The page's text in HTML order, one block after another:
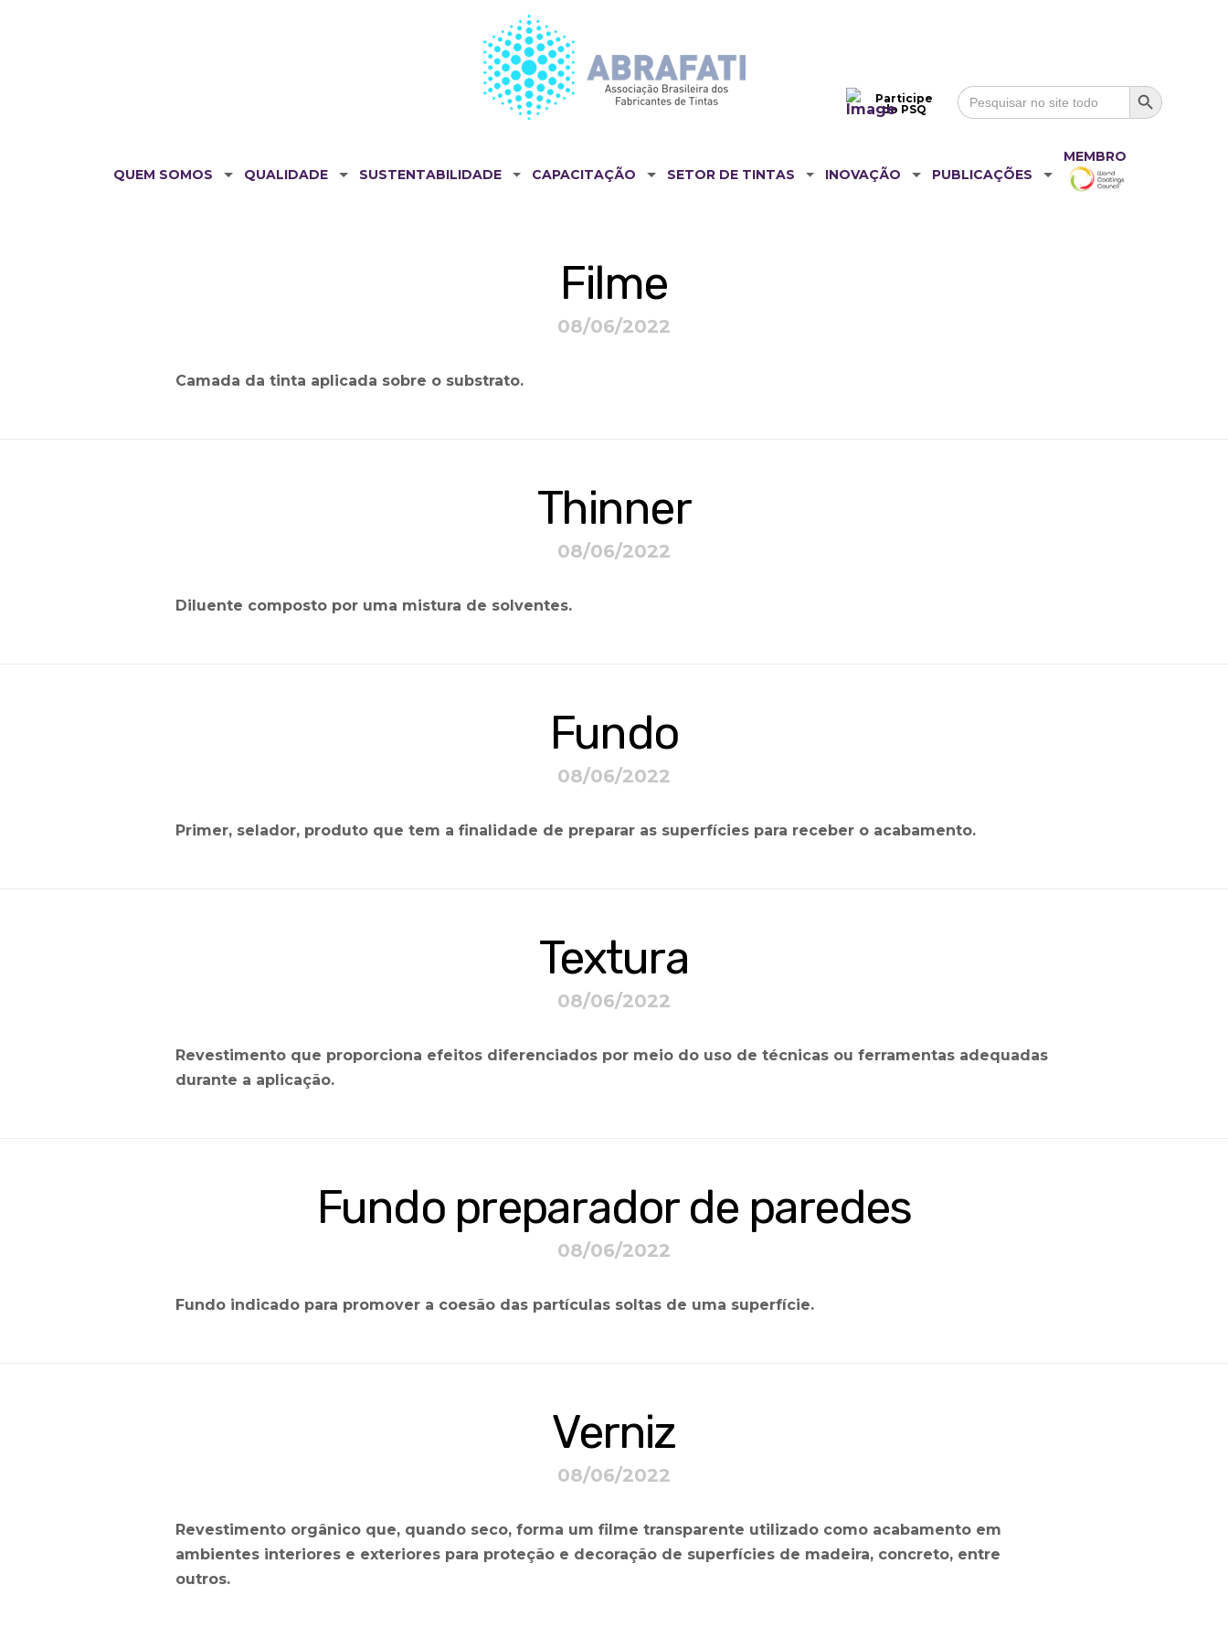
Participe
do PSQ
Search
for:
Search Button
QUEM SOMOS QUALIDADE SUSTENTABILIDADE CAPACITAÇÃO SETOR DE TINTAS INOVAÇÃO PUBLICAÇÕES
MEMBRO
Filme
08/06/2022
Camada da tinta aplicada sobre o substrato.
Thinner
08/06/2022
Diluente composto por uma mistura de solventes.
Fundo
08/06/2022
Primer, selador, produto que tem a finalidade de preparar as superfícies para receber o acabamento.
Textura
08/06/2022
Revestimento que proporciona efeitos diferenciados por meio do uso de técnicas ou ferramentas adequadas
durante a aplicação.
Fundo preparador de paredes
08/06/2022
Fundo indicado para promover a coesão das partículas soltas de uma superfície.
Verniz
08/06/2022
Revestimento orgânico que, quando seco, forma um filme transparente utilizado como acabamento em
ambientes interiores e exteriores para proteção e decoração de superfícies de madeira, concreto, entre
outros.